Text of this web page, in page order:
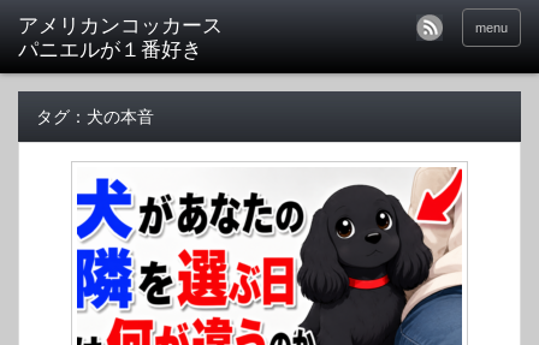
アメリカンコッカース
パニエルが１番好き
menu
タグ：犬の本音